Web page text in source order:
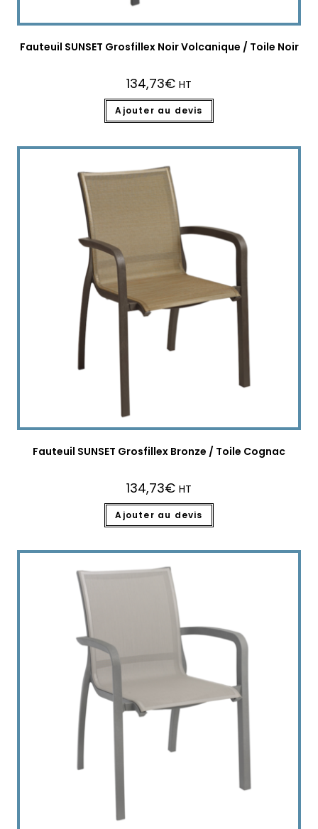
Fauteuil SUNSET Grosfillex Noir Volcanique / Toile Noir
134,73€ HT
Ajouter au devis
Fauteuil SUNSET Grosfillex Bronze / Toile Cognac
134,73€ HT
Ajouter au devis